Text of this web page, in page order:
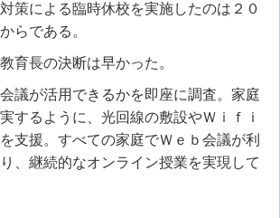
策による臨時休校を実施したのは２０
らである。
育長の決断は早かった。
議が活用できるかを即座に調査。家庭
するように、光回線の敷設やＷｉｆｉ
支援。すべての家庭でＷｅｂ会議が利
、継続的なオンライン授業を実現して